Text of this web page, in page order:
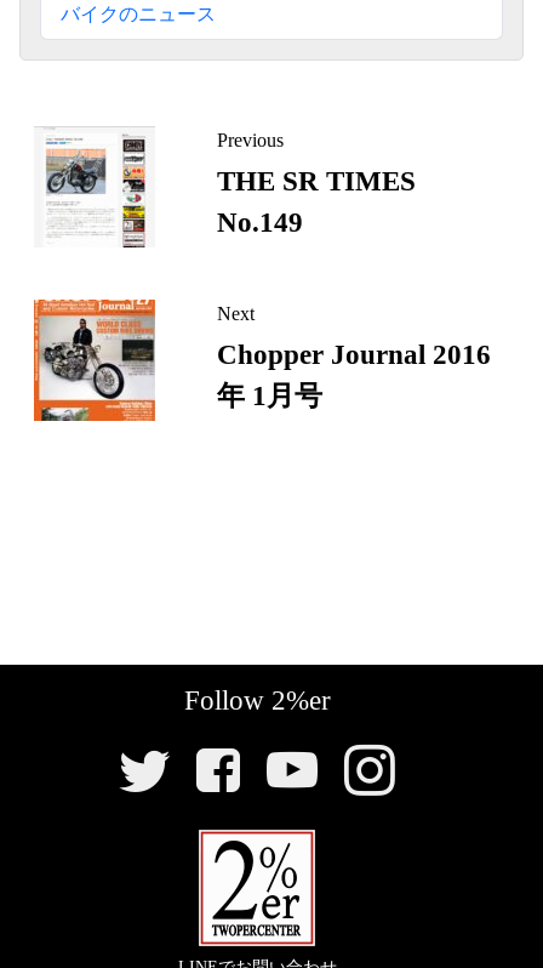
バイクのニュース
ク
Previous
THE SR TIMES
No.149
Next
Chopper Journal 2016
年 1月号
Follow 2%er